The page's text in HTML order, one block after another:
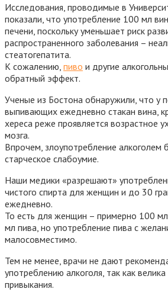
Исследования, проводимые в
показали, что употребление 100 мл
печени, поскольку уменьшает риск
распространенного заболевания –
стеатогепатита.
К сожалению, пиво и другие
обратный эффект.
Ученые из Бостона обнаружили, что у
выпивающих ежедневно стакан вина,
хереса реже проявляется возрастное
мозга.
Впрочем, злоупотребление алкоголем
старческое слабоумие.
Наши медики «разрешают»
чистого спирта для женщин и до 30
ежедневно.
То есть для женщин – примерно 100
мл пива, но употребление пива с
малосовместимо.
Тем не менее, врачи не дают
употреблению алкоголя, так как
привыкания.